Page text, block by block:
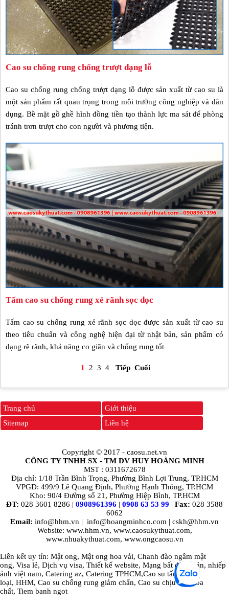
Cao su chống rung chống trượt dạng lỗ
Cao su chống rung chống trượt dạng lỗ được sản xuất từ cao su là
một sản phẩm rất quan trọng trong môi trường công nghiệp và dân
dụng. Bề mặt gồ ghề hình đồng tiền tạo thành lực ma sát để phòng
tránh trơn trượt cho con người và phương tiện.
Tấm cao su chống rung xẻ rãnh sọc dọc
Tấm cao su chống rung xẻ rãnh sọc dọc được sản xuất từ cao su
theo tiêu chuẩn và công nghệ hiện đại từ nhật bản, sản phẩm có
dạng rẽ rãnh, khả năng co giãn và chống rung tốt
1 2 3 4 Tiếp Cuối
Trang chủ
Giới thiệu
Sitemap
Liên hệ
Copyright © 2017 - caosu.net.vn
CÔNG TY TNHH SX - TM DV HUY HOÀNG MINH
MST : 0311672678
Địa chỉ: 1/18 Trần Bình Trọng, Phường Bình Lợi Trung, TP.HCM
VPGD: 499/9 Lê Quang Định, Phường Hạnh Thông, TP.HCM
Kho: 90/4 Đường số 21, Phường Hiệp Bình, TP.HCM
ĐT: 028 3601 8286 | 0908961396 | 0908 63 53 99 | Fax: 028 3588
6062
Email: info@hhm.vn | info@hoangminhco.com | cskh@hhm.vn
Website: www.hhm.vn, www.caosukythuat.com,
www.nhuakythuat.com, www.ongcaosu.vn
Liên kết uy tín: Mật ong, Mật ong hoa vải, Chanh đào ngâm mật
ong, Visa lẻ, Dịch vụ visa, Thiết kế website, Mạng bất động sản, nhiếp
ảnh việt nam, Catering az, Catering TPHCM,Cao su tấm các
loại, HHM, Cao su chống rung giảm chấn, Cao su chịu dầu hóa
chất, Tiem banh ngot